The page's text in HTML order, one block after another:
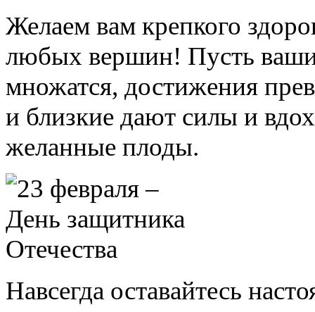
Желаем вам крепкого
любых вершин! Пусть
множатся, достижения
и близкие дают силы и
желанные плоды.
Навсегда оставайтесь